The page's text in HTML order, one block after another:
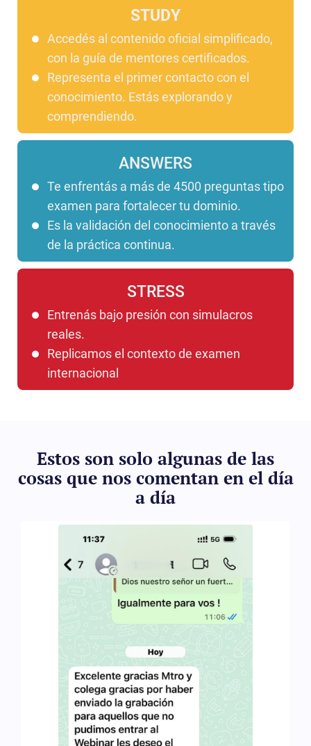
STUDY
Accedés al contenido oficial simplificado,
con la guía de mentores certificados.
Representa el primer contacto con el
conocimiento. Estás explorando y
comprendiendo.
ANSWERS
Te enfrentás a más de 4500 preguntas tipo
examen para fortalecer tu dominio.
Es la validación del conocimiento a través
de la práctica continua.
STRESS
Entrenás bajo presión con simulacros
reales.
Replicamos el contexto de examen
internacional
Estos son solo algunas de las
cosas que nos comentan en el día
a día